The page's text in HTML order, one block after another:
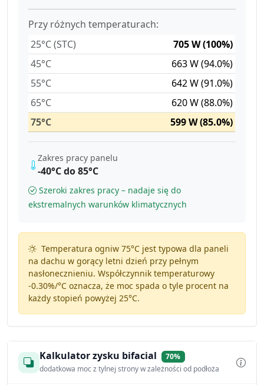
Przy różnych temperaturach:
25°C (STC)
705 W (100%)
45°C
663 W (94.0%)
55°C
642 W (91.0%)
65°C
620 W (88.0%)
75°C
599 W (85.0%)
Zakres pracy panelu
-40°C do 85°C
Szeroki zakres pracy – nadaje się do
ekstremalnych warunków klimatycznych
Temperatura ogniw 75°C jest typowa dla paneli
na dachu w gorący letni dzień przy pełnym
nasłonecznieniu. Współczynnik temperaturowy
-0.30%/°Coznacza, że moc spada o tyle procent na
każdy stopień powyżej 25°C.
Kalkulator zysku bifacial
70%
dodatkowa moc z tylnej strony w zależności od podłoża